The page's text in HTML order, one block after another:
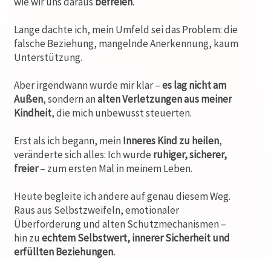
Lange dachte ich, mein Umfeld sei das Problem: die
falsche Beziehung, mangelnde Anerkennung, kaum
Unterstützung.
Aber irgendwann wurde mir klar –es lag nicht am
Außen, sondern analten Verletzungen aus meiner
Kindheit, die mich unbewusst steuerten.
Erst als ich begann, meinInneres Kind zu heilen,
veränderte sich alles: Ich wurde ruhiger, sicherer,
freier– zum ersten Mal in meinem Leben.
Heute begleite ich andere auf genau diesem Weg.
Raus aus Selbstzweifeln, emotionaler
Überforderung und alten Schutzmechanismen –
hin zuechtem Selbstwert, innerer Sicherheit und
erfüllten Beziehungen.